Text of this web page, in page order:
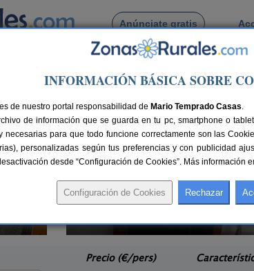
Anúnciate gratis
Busca por pueblo
de Santa Eulalia
Casa Rural Los Cerezos
Precio (€/pers)
INFORMACIÓN BÁSICA SOBRE
de nuestro portal responsabilidad de Mario Temprado Casas.
de información que se guarda en tu pc, smartphone o
para que todo funcione correctamente son las
personalizadas según tus preferencias y con publicidad
desde “Configuración de Cookies”. Más información